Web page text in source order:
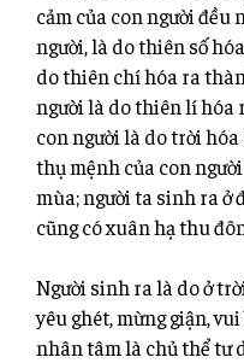
cảm của con người đều
người, là do thiên số
do thiên chí hóa ra
người là do thiên lí hóa
con người là do trời
thụ mệnh của con
mùa; người ta sinh ra ở
cũng có xuân hạ thu
Người sinh ra là do ở
yêu ghét, mừng giận,
nhân tâm là chủ thể tư